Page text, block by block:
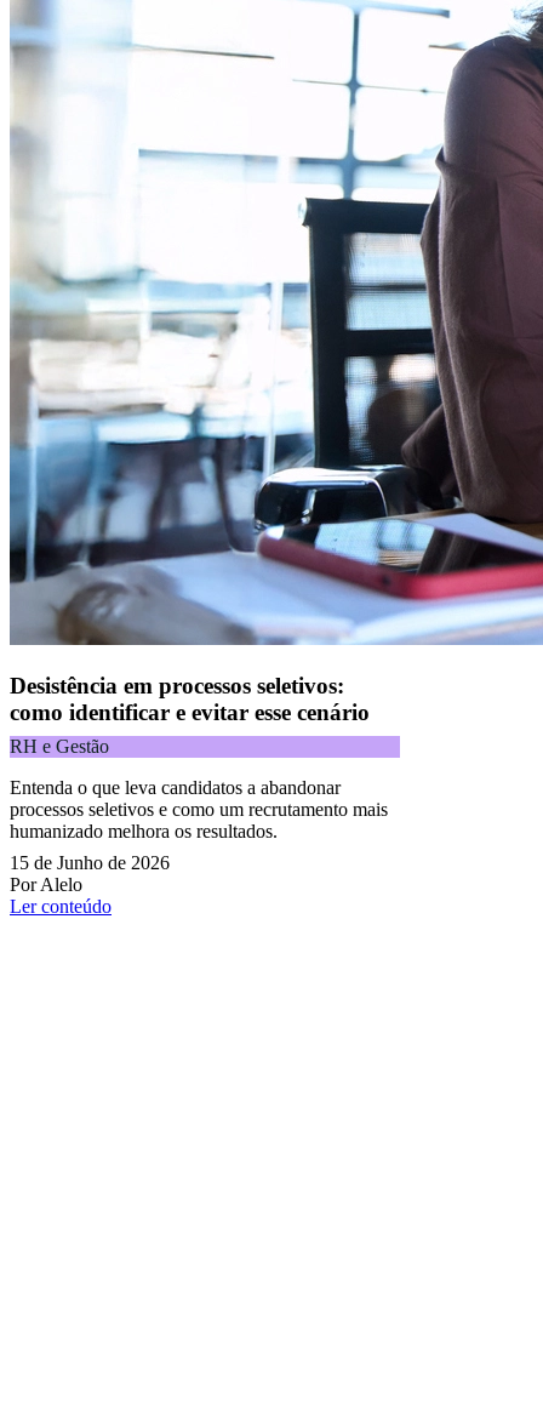
Desistência em processos seletivos:
como identificar e evitar esse cenário
RH e Gestão
Entenda o que leva candidatos a abandonar
processos seletivos e como um recrutamento mais
humanizado melhora os resultados.
15 de Junho de 2026
Por Alelo
Ler conteúdo